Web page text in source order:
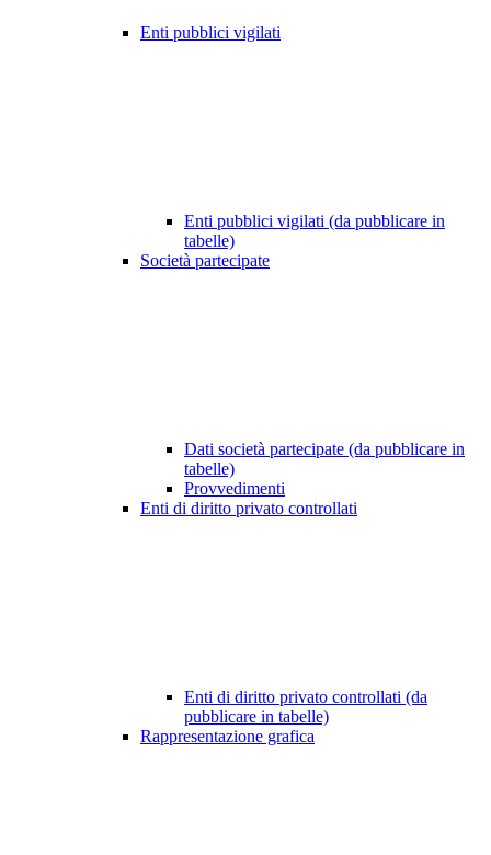
Enti pubblici vigilati
Enti pubblici vigilati (da pubblicare in
tabelle)
Società partecipate
Dati società partecipate (da pubblicare in
tabelle)
Provvedimenti
Enti di diritto privato controllati
Enti di diritto privato controllati (da
pubblicare in tabelle)
Rappresentazione grafica